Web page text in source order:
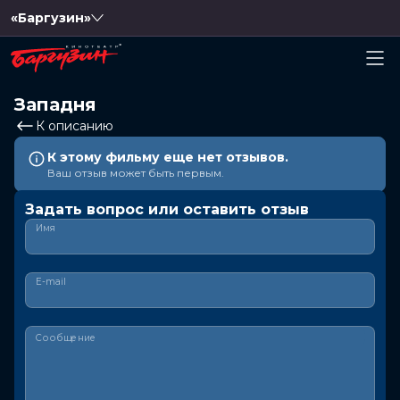
«Баргузин»
Западня
К описанию
К этому фильму еще нет отзывов.
Ваш отзыв может быть первым.
Задать вопрос или оставить отзыв
Имя
E-mail
Сообщение